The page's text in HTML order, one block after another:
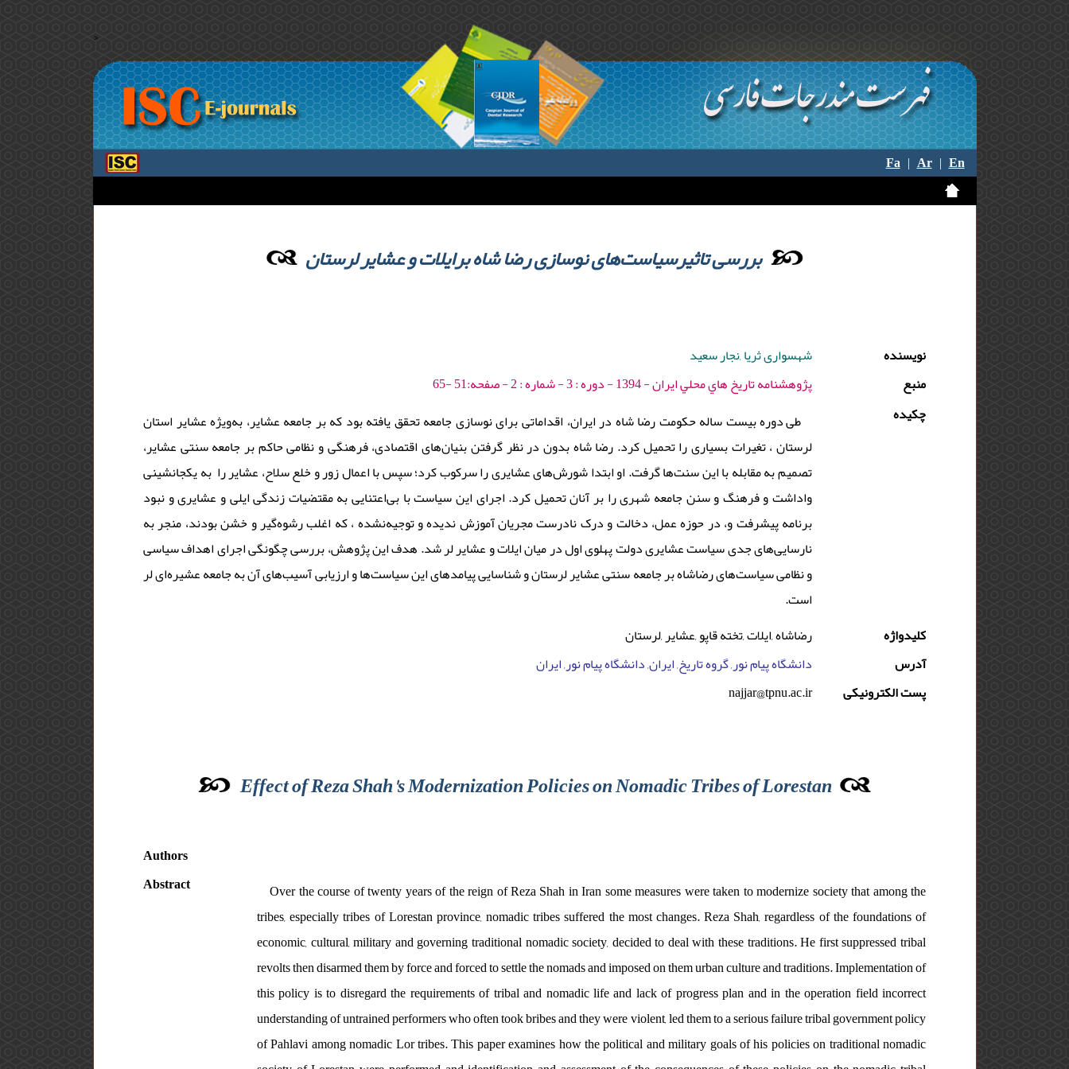
>
Fa|Ar|En
بررسی تاثیرسیاست‌های نوسازی رضا شاه برایلات و عشایر لرستان
نویسنده
شهسواری ثریا ,نجار سعید
منبع
پژوهشنامه تاريخ هاي محلي ايران - 1394 - دوره : 3 - شماره : 2 - صفحه:51 -65
چکیده
طی دوره بیست ساله حکومت رضا شاه در ایران، اقداماتی برای نوسازی جامعه تحقق یافته بود که بر جامعه عشایر، به‌ویژه عشایر استان
لرستان ، تغیرات بسیاری را تحمیل کرد. رضا شاه بدون در نظر گرفتن بنیان‌های اقتصادی، فرهنگی و نظامی حاکم بر جامعه سنتی عشایر،
تصمیم به مقابله با این سنت‌ها گرفت. او ابتدا شورش‌های عشایری را سرکوب کرد؛ سپس با اعمال زور و خلع سلاح، عشایر را به یکجانشینی
واداشت و فرهنگ و سنن جامعه شهری را بر آنان تحمیل کرد. اجرای این سیاست با بی‌اعتنایی به مقتضیات زندگی ایلی و عشایری و نبود
برنامه پیشرفت و، در حوزه عمل، دخالت و درک نادرست مجریان آموزش ندیده و توجیه‌نشده ، که اغلب رشوه‌گیر و خشن بودند، منجر به
نارسایی‌های جدی سیاست عشایری دولت پهلوی اول در میان ایلات و عشایر لر شد. هدف این پژوهش، بررسی چگونگی اجرای اهداف سیاسی
و نظامی سیاست‌های رضاشاه بر جامعه سنتی عشایر لرستان و شناسایی پیامدهای این سیاست‌ها و ارزیابی آسیب‌های آن به جامعه عشیره‌‌ای لر
است.
کلیدواژه
رضاشاه ,ایلات ,تخته قاپو ,عشایر ,لرستان
آدرس
دانشگاه پیام نور, گروه تاریخ, ایران, دانشگاه پیام نور, ایران
پست الکترونیکی
najjar@tpnu.ac.ir
Effect of Reza Shah's Modernization Policies on Nomadic Tribes of Lorestan
Authors
Abstract
Over the course of twenty years of the reign of Reza Shah in Iran some measures were taken to modernize society that among the
tribes, especially tribes of Lorestan province, nomadic tribes suffered the most changes. Reza Shah, regardless of the foundations of
economic, cultural, military and governing traditional nomadic society, decided to deal with these traditions. He first suppressed tribal
revolts then disarmed them by force and forced to settle the nomads and imposed on them urban culture and traditions. Implementation of
this policy is to disregard the requirements of tribal and nomadic life and lack of progress plan and in the operation field incorrect
understanding of untrained performers who often took bribes and they were violent, led them to a serious failure tribal government policy
of Pahlavi among nomadic Lor tribes. This paper examines how the political and military goals of his policies on traditional nomadic